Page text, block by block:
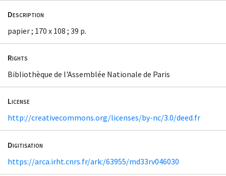
Description
papier ; 170 x 108 ; 39 p.
Rights
Bibliothèque de l'Assemblée Nationale de Paris
License
http://creativecommons.org/licenses/by-nc/3.0/deed.fr
Digitisation
https://arca.irht.cnrs.fr/ark:/63955/md33rv046030